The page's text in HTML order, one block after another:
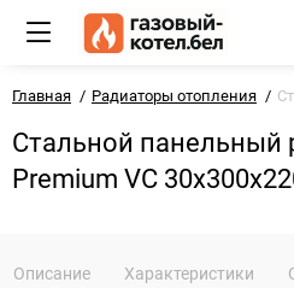
Главная Радиаторы отопления
Стальной панельный
Premium VC
Описание Характеристики